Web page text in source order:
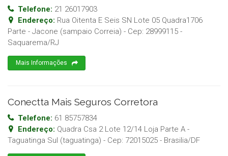
Telefone: 21 26017903
Endereço: Rua Oitenta E Seis SN Lote 05 Quadra1706
Parte - Jacone (sampaio Correia) - Cep: 28999115 -
Saquarema/RJ
Mais Informações
Conectta Mais Seguros Corretora
Telefone: 61 85757834
Endereço: Quadra Csa 2 Lote 12/14 Loja Parte A -
Taguatinga Sul (taguatinga) - Cep: 72015025 - Brasilia/DF